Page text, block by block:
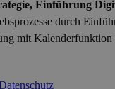
Einführung
durch
mit